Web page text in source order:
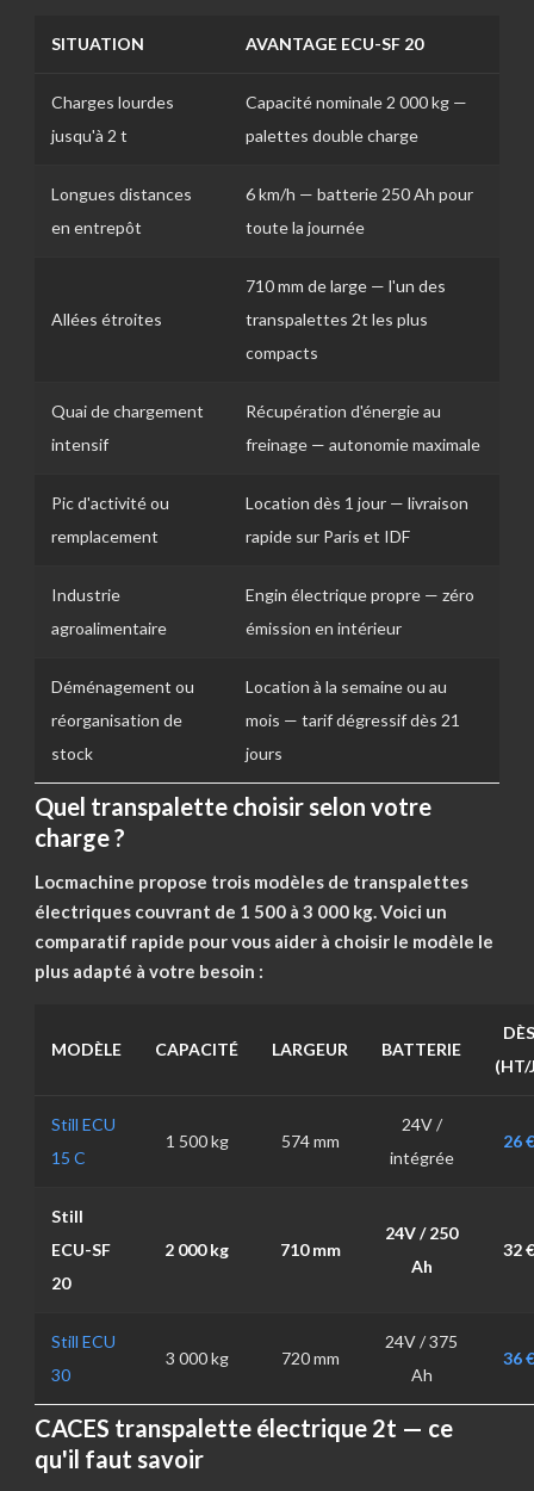
SITUATION AVANTAGE ECU-SF 20
Charges lourdes
jusqu'à 2 t
Capacité nominale 2 000 kg —
palettes double charge
Longues distances
en entrepôt
6 km/h — batterie 250 Ah pour
toute la journée
Allées étroites
710 mm de large — l'un des
transpalettes 2t les plus
compacts
Quai de chargement
intensif
Récupération d'énergie au
freinage — autonomie maximale
Pic d'activité ou
remplacement
Location dès 1 jour — livraison
rapide sur Paris et IDF
Industrie
agroalimentaire
Engin électrique propre — zéro
émission en intérieur
Déménagement ou
réorganisation de
stock
Location à la semaine ou au
mois — tarif dégressif dès 21
jours
Quel transpalette choisir selon votre
charge ?
Locmachine propose trois modèles de transpalettes
électriques couvrant de 1 500 à 3 000 kg. Voici un
comparatif rapide pour vous aider à choisir le modèle le
plus adapté à votre besoin :
MODÈLE CAPACITÉ LARGEUR BATTERIE
DÈS
(HT/
Still ECU
15 C
1 500 kg 574 mm
24V /
intégrée
26 €
Still
ECU-SF
20
2 000 kg 710 mm
24V / 250
Ah
32 €
Still ECU
30
3 000 kg 720 mm
24V / 375
Ah
36 €
CACES transpalette électrique 2t — ce
qu'il faut savoir